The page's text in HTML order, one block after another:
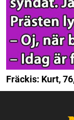
Fräckis: Kurt,